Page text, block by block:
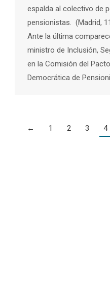
espalda al colectivo de
pensionistas. (Madrid,
Ante la última
ministro de Inclusión,
en la Comisión del
Democrática de
← 1 2 3 4